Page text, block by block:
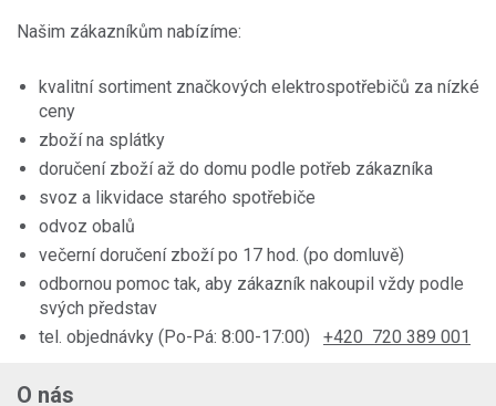
Našim zákazníkům nabízíme:
kvalitní sortiment značkových elektrospotřebičů za nízké
ceny
zboží na splátky
doručení zboží až do domu podle potřeb zákazníka
svoz a likvidace starého spotřebiče
odvoz obalů
večerní doručení zboží po 17 hod. (po domluvě)
odbornou pomoc tak, aby zákazník nakoupil vždy podle
svých představ
tel. objednávky (Po-Pá: 8:00-17:00) +420 720 389 001
O nás